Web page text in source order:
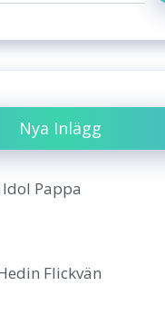
Nya Inlägg
Pappa
Flickvän